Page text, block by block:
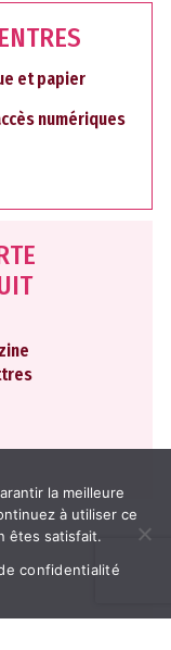
et papier
numériques
la meilleure
à utiliser ce
êtes satisfait.
confidentialité